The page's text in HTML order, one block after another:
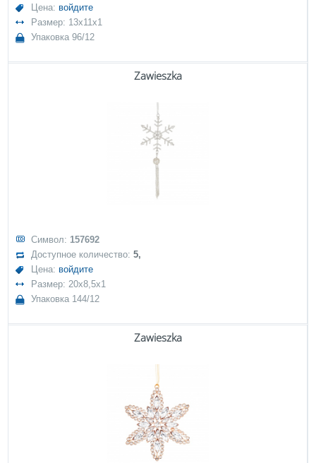
Цена: войдите
Размер: 13x11x1
Упаковка 96/12
Zawieszka
Символ: 157692
Доступное количество:5,
Цена: войдите
Размер: 20x8,5x1
Упаковка 144/12
Zawieszka